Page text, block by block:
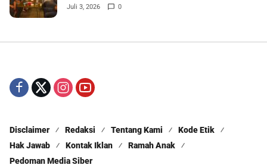
Juli 3, 2026 0
Disclaimer Redaksi Tentang Kami
Kode Etik
Hak Jawab
Kontak Iklan
Ramah Anak
Pedoman Media Siber